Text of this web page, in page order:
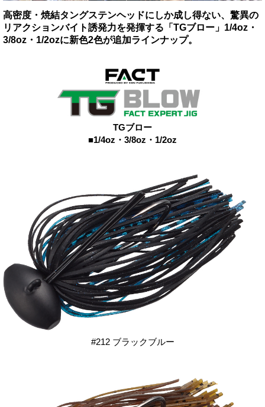
高密度・焼結タングステンヘッドにしか成し得ない、驚異の
リアクションバイト誘発力を発揮する「TGブロー」1/4oz・
3/8oz・1/2ozに新色2色が追加ラインナップ。
TGブロー
■1/4oz・3/8oz・1/2oz
#212 ブラックブルー